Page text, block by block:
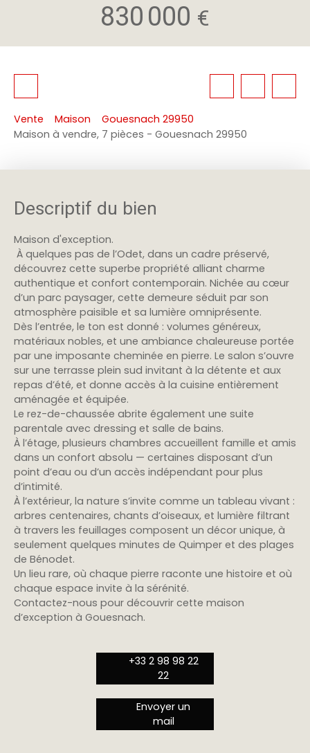
830 000 €
Vente Maison
Gouesnach 29950
Maison à vendre, 7 pièces - Gouesnach 29950
Descriptif du bien
Maison d'exception.
À quelques pas de l’Odet, dans un cadre préservé,
découvrez cette superbe propriété alliant charme
authentique et confort contemporain. Nichée au cœur
d’un parc paysager, cette demeure séduit par son
atmosphère paisible et sa lumière omniprésente.
Dès l’entrée, le ton est donné : volumes généreux,
matériaux nobles, et une ambiance chaleureuse portée
par une imposante cheminée en pierre. Le salon s’ouvre
sur une terrasse plein sud invitant à la détente et aux
repas d’été, et donne accès à la cuisine entièrement
aménagée et équipée.
Le rez-de-chaussée abrite également une suite
parentale avec dressing et salle de bains.
À l’étage, plusieurs chambres accueillent famille et amis
dans un confort absolu — certaines disposant d’un
point d’eau ou d’un accès indépendant pour plus
d’intimité.
À l’extérieur, la nature s’invite comme un tableau vivant :
arbres centenaires, chants d’oiseaux, et lumière filtrant
à travers les feuillages composent un décor unique, à
seulement quelques minutes de Quimper et des plages
de Bénodet.
Un lieu rare, où chaque pierre raconte une histoire et où
chaque espace invite à la sérénité.
Contactez-nous pour découvrir cette maison
d’exception à Gouesnach.
+33 2 98 98 22
22
Envoyer un
mail